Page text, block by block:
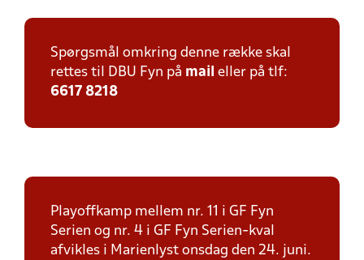
Spørgsmål omkring denne række skal
rettes til DBU Fyn på mail eller på tlf:
6617 8218
Playoffkamp mellem nr. 11 i GF Fyn
Serien og nr. 4 i GF Fyn Serien-kval
afvikles i Marienlyst onsdag den 24. juni.